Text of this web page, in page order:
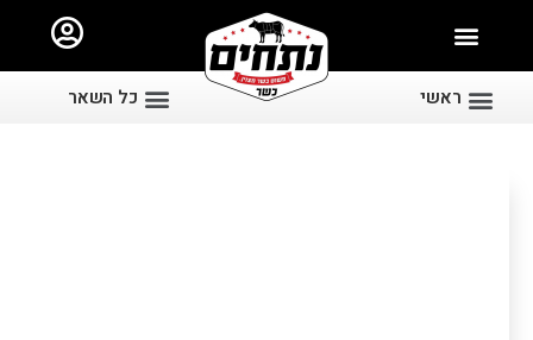
ראשי כל השאר